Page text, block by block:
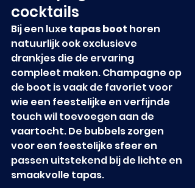
cocktails
Bij een luxe tapas boot horen
natuurlijk ook exclusieve
drankjes die de ervaring
compleet maken. Champagne op
de boot is vaak de favoriet voor
wie een feestelijke en verfijnde
touch wil toevoegen aan de
vaartocht. De bubbels zorgen
voor een feestelijke sfeer en
passen uitstekend bij de lichte en
smaakvolle tapas.